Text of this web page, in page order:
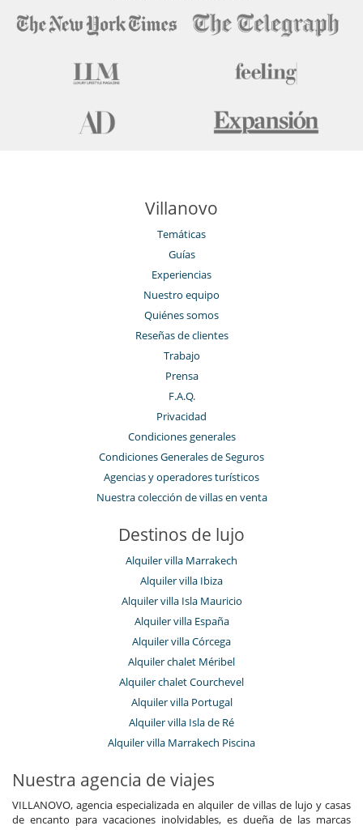
Villanovo
Temáticas
Guías
Experiencias
Nuestro equipo
Quiénes somos
Reseñas de clientes
Trabajo
Prensa
F.A.Q.
Privacidad
Condiciones generales
Condiciones Generales de Seguros
Agencias y operadores turísticos
Nuestra colección de villas en venta
Destinos de lujo
Alquiler villa Marrakech
Alquiler villa Ibiza
Alquiler villa Isla Mauricio
Alquiler villa España
Alquiler villa Córcega
Alquiler chalet Méribel
Alquiler chalet Courchevel
Alquiler villa Portugal
Alquiler villa Isla de Ré
Alquiler villa Marrakech Piscina
Nuestra agencia de viajes
VILLANOVO, agencia especializada en alquiler de villas de lujo y casas
de encanto para vacaciones inolvidables, es dueña de las marcas